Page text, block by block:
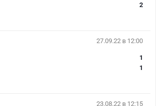
2
27.09.22 в 12:00
1
1
23.08.22 в 12:15